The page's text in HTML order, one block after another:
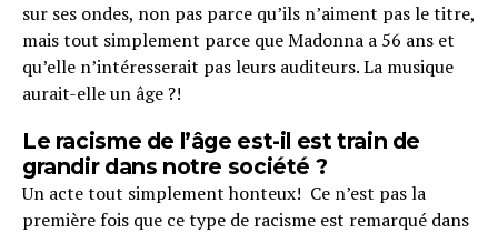
sur ses ondes, non pas parce qu’ils n’aiment pas le titre,
mais tout simplement parce que Madonna a 56 ans et
qu’elle n’intéresserait pas leurs auditeurs. La musique
aurait-elle un âge ?!
Le racisme de l’âge est-il est train de
grandir dans notre société ?
Un acte tout simplement honteux! Ce n’est pas la
première fois que ce type de racisme est remarqué dans